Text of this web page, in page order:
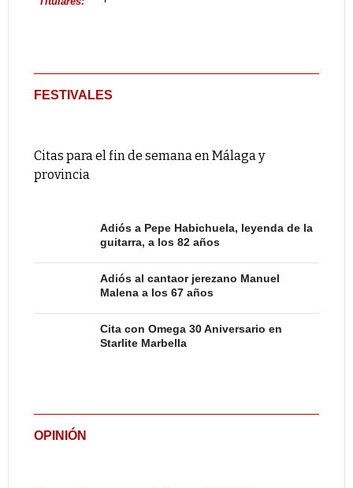
FESTIVALES
Citas para el fin de semana en Málaga y
provincia
Adiós a Pepe Habichuela, leyenda de la
guitarra, a los 82 años
Adiós al cantaor jerezano Manuel
Malena a los 67 años
Cita con Omega 30 Aniversario en
Starlite Marbella
OPINIÓN